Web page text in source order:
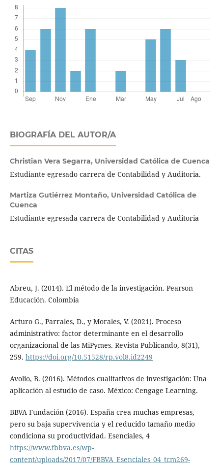
BIOGRAFÍA DEL AUTOR/A
Christian Vera Segarra, Universidad Católica de Cuenca
Estudiante egresado carrera de Contabilidad y Auditoria.
Martiza Gutiérrez Montaño, Universidad Católica de
Cuenca
Estudiante egresada carrera de Contabilidad y Auditoria
CITAS
Abreu, J. (2014). El método de la investigación. Pearson
Educación. Colombia
Arturo G., Parrales, D., y Morales, V. (2021). Proceso
administrativo: factor determinante en el desarrollo
organizacional de las MiPymes. Revista Publicando, 8(31),
259. https://doi.org/10.51528/rp.vol8.id2249
Avolio, B. (2016). Métodos cualitativos de investigación: Una
aplicación al estudio de caso. México: Cengage Learning.
BBVA Fundación (2016). España crea muchas empresas,
pero su baja supervivencia y el reducido tamaño medio
condiciona su productividad. Esenciales, 4
https://www.fbbva.es/wp-
content/uploads/2017/07/FBBVA_Esenciales_04_tcm269-